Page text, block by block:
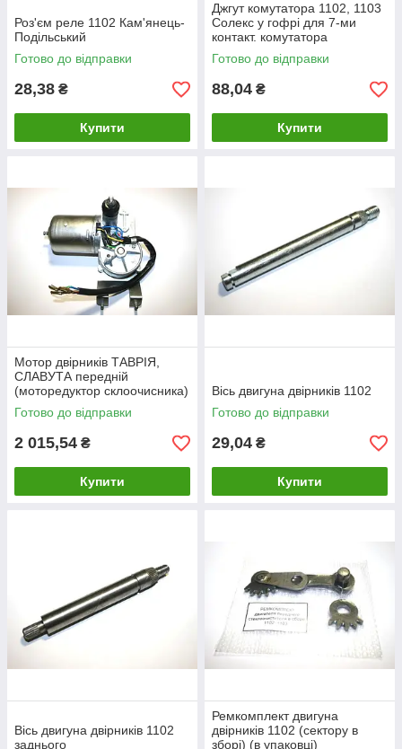
Роз'єм реле 1102 Кам'янець-
Подільський
Готово до відправки
28,38 ₴
Купити
Джгут комутатора 1102, 1103
Солекс у гофрі для 7-ми
контакт. комутатора
Каменець-Подольський
(таврія, славута)
Готово до відправки
88,04 ₴
Купити
Мотор двірників ТАВРІЯ,
СЛАВУТА передній
(моторедуктор склоочисника)
двигун переднього двірника
Готово до відправки
2 015,54 ₴
Купити
Вісь двигуна двірників 1102
Готово до відправки
29,04 ₴
Купити
Вісь двигуна двірників 1102
заднього
Ремкомплект двигуна
двірників 1102 (сектору в
зборі) (в упаковці)